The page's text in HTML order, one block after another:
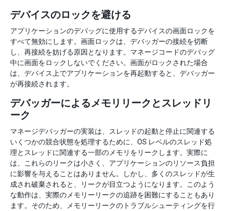
デバイスのロックを避ける
アプリケーションのデバッグに使用するデバイスの画面ロックを
すべて無効にします。画面ロックは、デバッガーの接続を切断
し、再接続を妨げる原因となります。マネージコードのデバッグ
中に画面をロックしないでください。画面がロックされた場合
は、デバイス上でアプリケーションを再起動すると、デバッガー
が再接続されます。
デバッガーによるメモリリークとスレッドリ
ーク
マネージデバッガーの実装は、スレッドの起動と停止に関連する
いくつかの競合状態を処理するために、OS レベルのスレッド処
理とスレッドに関連する一部のメモリをリークします。実際に
は、これらのリークは小さく、アプリケーションのリソース負担
に影響を与えることはありません。しかし、多くのスレッドが生
成され破棄されると、リークが目立つようになります。このよう
な動作は、実際のメモリーリークの追跡を困難にすることもあり
ます。そのため、メモリーリークのトラブルシューティングを行